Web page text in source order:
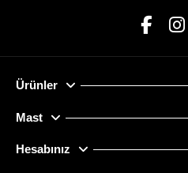
Ürünler
Mast
Hesabınız